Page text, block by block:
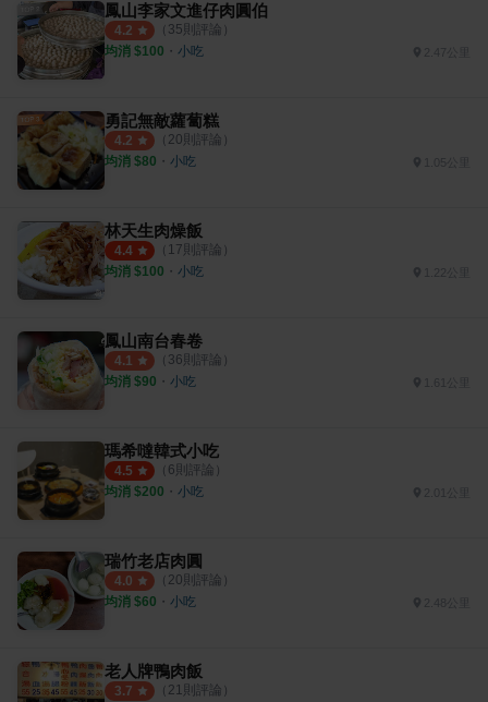
鳳山李家文進仔肉圓伯
4.2 （ 35則評論）
均消 $100 ・ 小吃 2.47公里
勇記無敵蘿蔔糕
4.2 （ 20則評論）
均消 $80 ・ 小吃 1.05公里
林天生肉燥飯
4.4 （ 17則評論）
均消 $100 ・ 小吃
鳳山南台春卷
4.1 （ 36則評論）
均消 $90 ・ 小吃
瑪希噠韓式小吃
4.5 （ 6則評論）
均消 $200 ・ 小吃
瑞竹老店肉圓
4.0 （ 20則評論）
均消 $60 ・ 小吃 2.48公里
老人牌鴨肉飯
3.7 （ 21則評論）